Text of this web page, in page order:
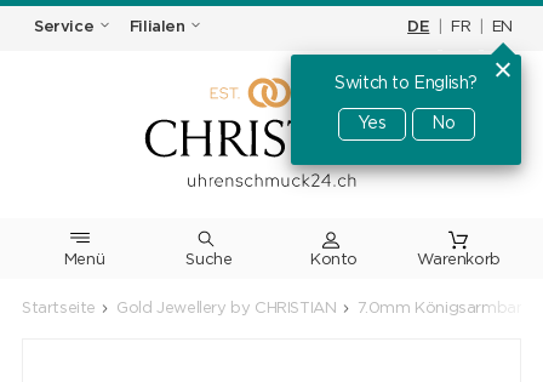
Service Filialen DE FR EN
Switch to English?
Yes No
Menü Suche Warenkorb
Startseite Gold Jewellery by CHRISTIAN 7.0mm Königsarmband